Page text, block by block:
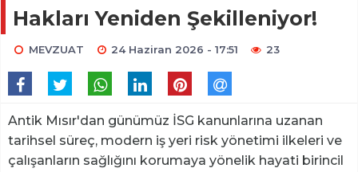
Hakları Yeniden Şekilleniyor!
MEVZUAT 24 Haziran 2026 - 17:51 23
Antik Mısır'dan günümüz İSG kanunlarına uzanan
tarihsel süreç, modern iş yeri risk yönetimi ilkeleri ve
çalışanların sağlığını korumaya yönelik hayati birincil